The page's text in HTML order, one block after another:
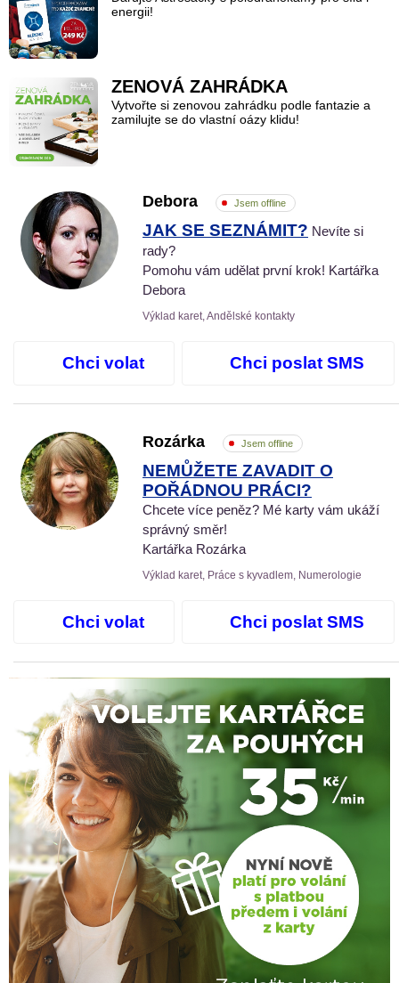
energii!
ZENOVÁ ZAHRÁDKA
Vytvořte si zenovou zahrádku podle fantazie a
zamilujte se do vlastní oázy klidu!
Debora Jsem offline
JAK SE SEZNÁMIT? Nevíte si
rady?
Pomohu vám udělat první krok! Kartářka
Debora
Výklad karet, Andělské kontakty
Chci volat Chci poslat SMS
Rozárka Jsem offline
NEMŮŽETE ZAVADIT O
POŘÁDNOU PRÁCI?
Chcete více peněz? Mé karty vám ukáží
správný směr!
Kartářka Rozárka
Výklad karet, Práce s kyvadlem, Numerologie
Chci volat Chci poslat SMS